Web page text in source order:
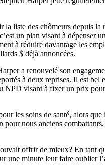
la liste des chômeurs depuis la
c’est un plan visant à dépenser
à réduire davantage les
$ déjà annoncées.
a renouvelé son
à deux reprises. Il est bel
NPD visant à fixer un prix
les soins de santé, alors que
pournous anciens combattants,
offrirde mieux? En tant
une minute leurfaire oublier